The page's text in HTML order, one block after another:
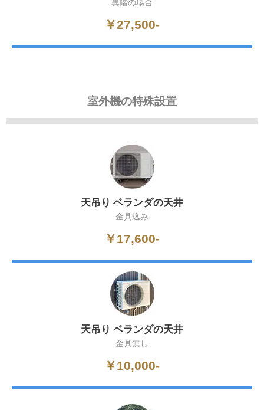
異階の場合
￥27,500-
室外機の特殊設置
天吊り ベランダの天井
金具込み
￥17,600-
天吊り ベランダの天井
金具無し
￥10,000-